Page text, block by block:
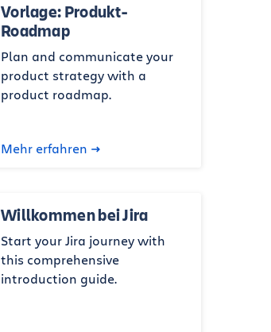
Vorlage: Produkt-
Roadmap
Plan and communicate your
product strategy with a
product roadmap.
Mehr erfahren
Willkommen bei Jira
Start your Jira journey with
this comprehensive
introduction guide.